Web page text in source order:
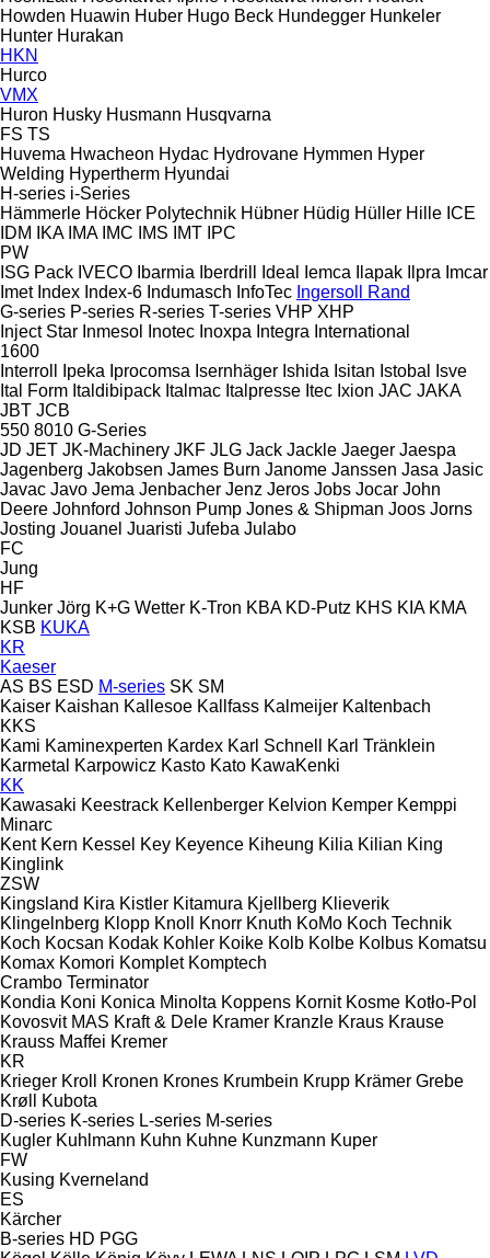
Howden Huawin Huber Hugo Beck Hundegger Hunkeler
Hunter Hurakan
HKN
Hurco
VMX
Huron Husky Husmann Husqvarna
FS TS
Huvema Hwacheon Hydac Hydrovane Hymmen Hyper
Welding Hypertherm Hyundai
H-series i-Series
Hämmerle Höcker Polytechnik Hübner Hüdig Hüller Hille ICE
IDM
IKA IMA IMC IMS IMT IPC
PW
ISG Pack IVECO Ibarmia Iberdrill Ideal Iemca Ilapak Ilpra Imcar
Imet Index Index-6 Indumasch InfoTec Ingersoll Rand
G-series P-series R-series T-series VHP XHP
Inject Star Inmesol Inotec Inoxpa Integra International
1600
Interroll
Ipeka Iprocomsa Isernhäger Ishida Isitan Istobal
Isve
Ital Form Italdibipack Italmac Italpresse Itec Ixion JAC JAKA
JBT JCB
550 8010 G-Series
JD JET JK-Machinery JKF JLG Jack Jackle Jaeger Jaespa
Jagenberg Jakobsen James Burn Janome Janssen Jasa Jasic
Javac Javo Jema Jenbacher Jenz Jeros Jobs Jocar John
Deere Johnford Johnson Pump Jones & Shipman Joos Jorns
Josting Jouanel Juaristi Jufeba Julabo
FC
Jung
HF
Junker Jörg K+G Wetter K-Tron KBA KD-Putz KHS KIA KMA
KSB KUKA
KR
Kaeser
AS BS ESD M-series SK SM
Kaiser Kaishan Kallesoe Kallfass Kalmeijer Kaltenbach
KKS
Kami Kaminexperten Kardex Karl Schnell
Karl Tränklein
Karmetal
Karpowicz Kasto Kato KawaKenki
KK
Kawasaki Keestrack Kellenberger Kelvion Kemper Kemppi
Minarc
Kent Kern Kessel Key Keyence Kiheung Kilia Kilian King
Kinglink
ZSW
Kingsland Kira Kistler Kitamura Kjellberg Klieverik
Klingelnberg Klopp Knoll Knorr Knuth KoMo Koch Technik
Koch Kocsan Kodak Kohler Koike Kolb Kolbe Kolbus Komatsu
Komax Komori Komplet Komptech
Crambo Terminator
Kondia Koni Konica Minolta Koppens Kornit Kosme Kotło-Pol
Kovosvit MAS Kraft & Dele Kramer Kranzle Kraus Krause
Krauss Maffei Kremer
KR
Krieger Kroll Kronen Krones Krumbein Krupp Krämer Grebe
Krøll
Kubota
D-series K-series L-series M-series
Kugler Kuhlmann Kuhn Kuhne Kunzmann Kuper
FW
Kusing Kverneland
ES
Kärcher
B-series HD PGG